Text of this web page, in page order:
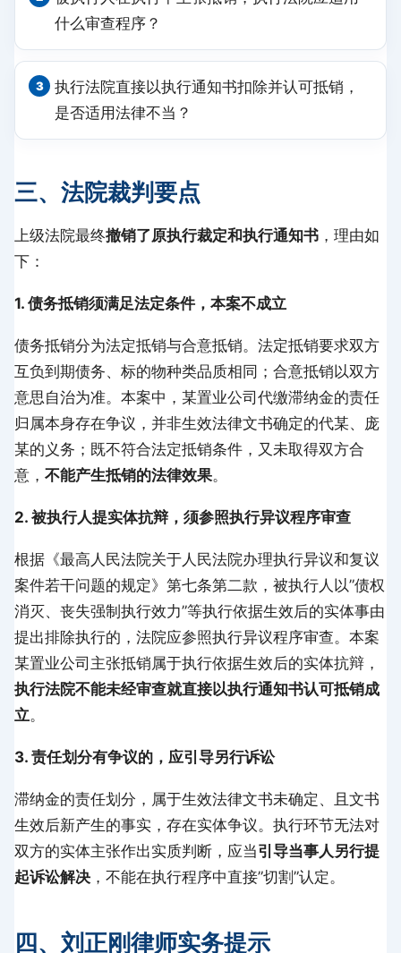
什么审查程序？
执行法院直接以执行通知书扣除并认可抵销，
是否适用法律不当？
三、法院裁判要点
上级法院最终撤销了原执行裁定和执行通知书 ，理由如
下：
1. 债务抵销须满足法定条件，本案不成立
债务抵销分为法定抵销与合意抵销。法定抵销要求双方
互负到期债务、标的物种类品质相同；合意抵销以双方
意思自治为准。本案中，某置业公司代缴滞纳金的责任
归属本身存在争议，并非生效法律文书确定的代某、庞
某的义务；既不符合法定抵销条件，又未取得双方合
意， 不能产生抵销的法律效果。
2. 被执行人提实体抗辩，须参照执行异议程序审查
根据《最高人民法院关于人民法院办理执行异议和复议
案件若干问题的规定》第七条第二款，被执行人以”债权
消灭、丧失强制执行效力”等执行依据生效后的实体事由
提出排除执行的，法院应参照执行异议程序审查。本案
某置业公司主张抵销属于执行依据生效后的实体抗辩，
执行法院不能未经审查就直接以执行通知书认可抵销成
立。
3. 责任划分有争议的，应引导另行诉讼
滞纳金的责任划分，属于生效法律文书未确定、且文书
生效后新产生的事实，存在实体争议。执行环节无法对
双方的实体主张作出实质判断，应当引导当事人另行提
起诉讼解决 ，不能在执行程序中直接”切割”认定。
四、刘正刚律师实务提示